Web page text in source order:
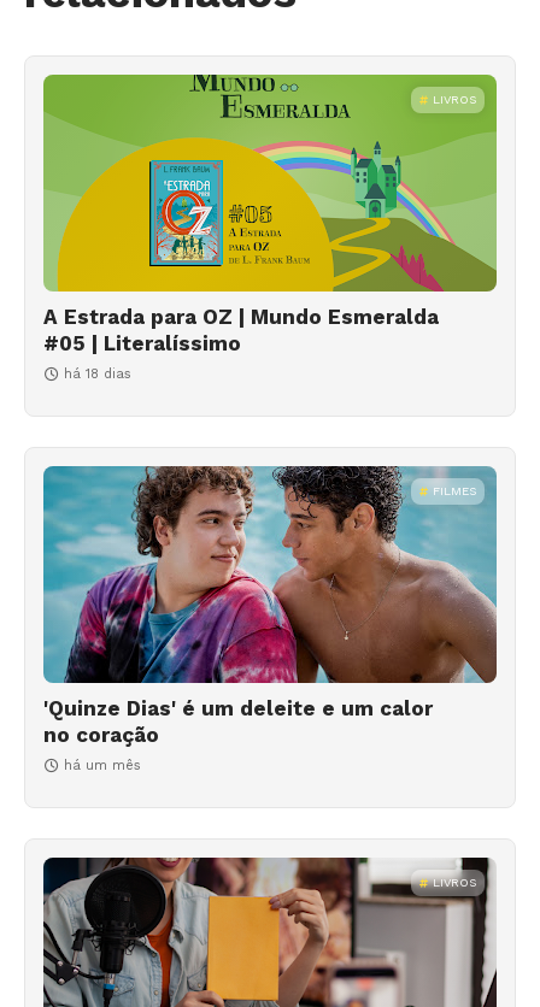
LIVROS
A Estrada para OZ | Mundo Esmeralda
#05 | Literalíssimo
há 18 dias
FILMES
'Quinze Dias' é um deleite e um calor
no coração
há um mês
LIVROS